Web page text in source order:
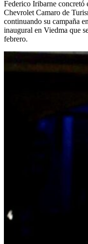
Federico Iribarne concretó
Chevrolet Camaro de
continuando su campaña
inaugural en Viedma que
febrero.